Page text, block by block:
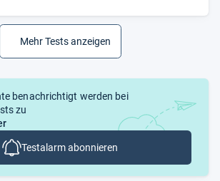
Mehr Tests anzeigen
benachrichtigt werden bei
zu
Testalarm abonnieren